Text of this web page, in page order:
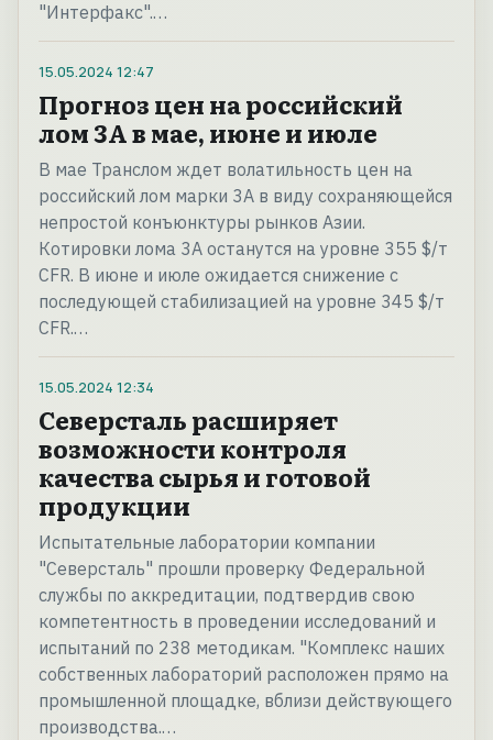
"Интерфакс".…
15.05.2024 12:47
Прогноз цен на российский
лом 3А в мае, июне и июле
В мае Транслом ждет волатильность цен на
российский лом марки 3А в виду сохраняющейся
непростой конъюнктуры рынков Азии.
Котировки лома 3А останутся на уровне 355 $/т
CFR. В июне и июле ожидается снижение с
последующей стабилизацией на уровне 345 $/т
CFR.…
15.05.2024 12:34
Северсталь расширяет
возможности контроля
качества сырья и готовой
продукции
Испытательные лаборатории компании
"Северсталь" прошли проверку Федеральной
службы по аккредитации, подтвердив свою
компетентность в проведении исследований и
испытаний по 238 методикам. "Комплекс наших
собственных лабораторий расположен прямо на
промышленной площадке, вблизи действующего
производства.…